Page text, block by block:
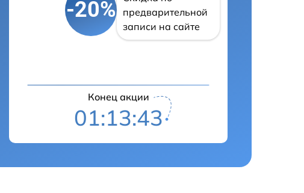
-20%
предварительной
записи на сайте
Конец акции
01:13:42